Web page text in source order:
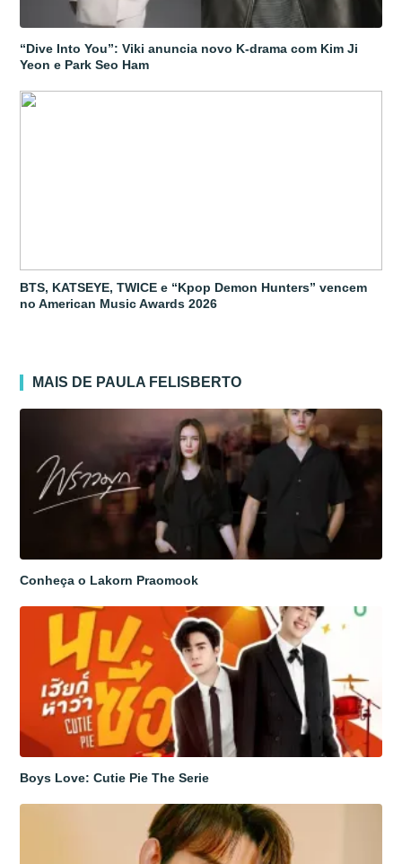
“Dive Into You”: Viki anuncia novo K-drama com Kim Ji
Yeon e Park Seo Ham
BTS, KATSEYE, TWICE e “Kpop Demon Hunters” vencem
no American Music Awards 2026
MAIS DE PAULA FELISBERTO
Conheça o Lakorn Praomook
Boys Love: Cutie Pie The Serie